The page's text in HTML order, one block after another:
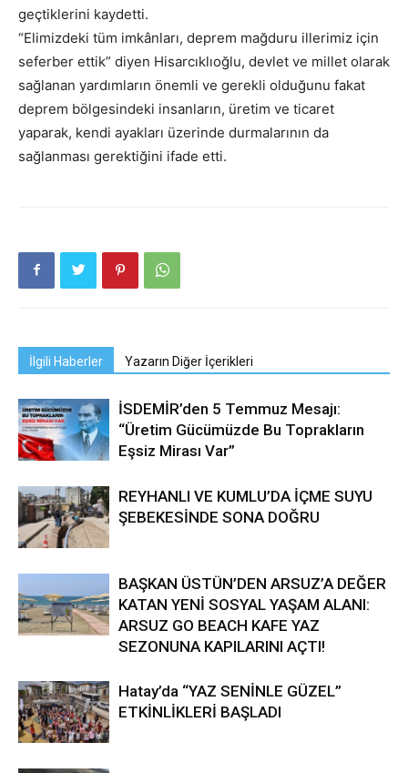
geçtiklerini kaydetti.
“Elimizdeki tüm imkânları, deprem mağduru illerimiz için
seferber ettik” diyen Hisarcıklıoğlu, devlet ve millet olarak
sağlanan yardımların önemli ve gerekli olduğunu fakat
deprem bölgesindeki insanların, üretim ve ticaret
yaparak, kendi ayakları üzerinde durmalarının da
sağlanması gerektiğini ifade etti.
İlgili Haberler Yazarın Diğer İçerikleri
İSDEMİR’den 5 Temmuz Mesajı:
“Üretim Gücümüzde Bu Toprakların
Eşsiz Mirası Var”
REYHANLI VE KUMLU’DA İÇME SUYU
ŞEBEKESİNDE SONA DOĞRU
BAŞKAN ÜSTÜN’DEN ARSUZ’A DEĞER
KATAN YENİ SOSYAL YAŞAM ALANI:
ARSUZ GO BEACH KAFE YAZ
SEZONUNA KAPILARINI AÇTI!
Hatay’da “YAZ SENİNLE GÜZEL”
ETKİNLİKLERİ BAŞLADI